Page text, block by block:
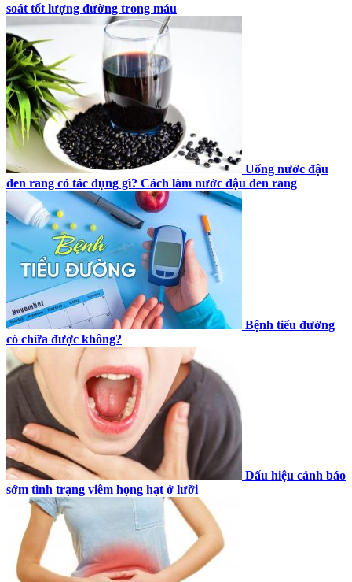
soát tốt lượng đường trong máu
Uống nước đậu
đen rang có tác dụng gì? Cách làm nước đậu đen rang
Bệnh tiểu đường
có chữa được không?
Dấu hiệu cảnh báo
sớm tình trạng viêm họng hạt ở lưỡi